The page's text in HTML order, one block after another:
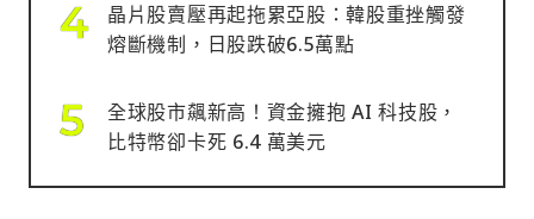
晶片股賣壓再起拖累亞股：韓股重挫觸發
熔斷機制，日股跌破6.5萬點
全球股市飆新高！資金擁抱 AI 科技股，
比特幣卻卡死 6.4 萬美元